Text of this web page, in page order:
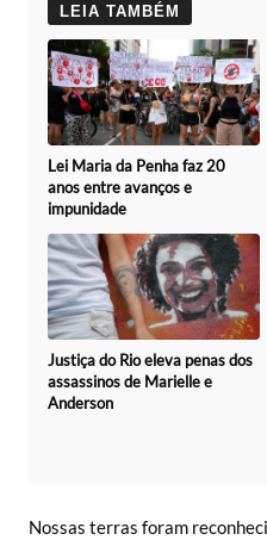
LEIA TAMBÉM
Lei Maria da Penha faz 20
anos entre avanços e
impunidade
Justiça do Rio eleva penas dos
assassinos de Marielle e
Anderson
Nossas terras foram